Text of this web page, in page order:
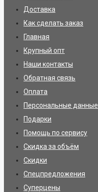
Доставка
Как сделать заказ
Главная
Крупный опт
Наши контакты
Обратная связь
Оплата
Персональные данные
Подарки
Помощь по сервису
Скидка за объём
Скидки
Спецпредложения
Суперцены